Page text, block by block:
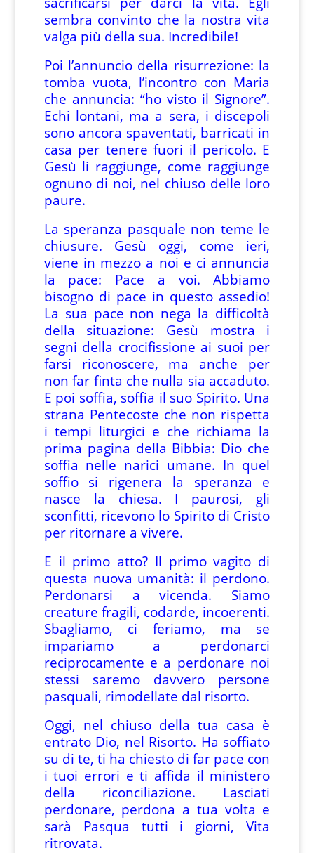
sembra convinto che la nostra vita
valga più della sua. Incredibile!
Poi l’annuncio della risurrezione: la
tomba vuota, l’incontro con Maria
che annuncia: “ho visto il Signore”.
Echi lontani, ma a sera, i discepoli
sono ancora spaventati, barricati in
casa per tenere fuori il pericolo. E
Gesù li raggiunge, come raggiunge
ognuno di noi, nel chiuso delle loro
paure.
La speranza pasquale non teme le
chiusure. Gesù oggi, come ieri,
viene in mezzo a noi e ci annuncia
la pace: Pace a voi. Abbiamo
bisogno di pace in questo assedio!
La sua pace non nega la difficoltà
della situazione: Gesù mostra i
segni della crocifissione ai suoi per
farsi riconoscere, ma anche per
non far finta che nulla sia accaduto.
E poi soffia, soffia il suo Spirito. Una
strana Pentecoste che non rispetta
i tempi liturgici e che richiama la
prima pagina della Bibbia: Dio che
soffia nelle narici umane. In quel
soffio si rigenera la speranza e
nasce la chiesa. I paurosi, gli
sconfitti, ricevono lo Spirito di Cristo
per ritornare a vivere.
E il primo atto? Il primo vagito di
questa nuova umanità: il perdono.
Perdonarsi a vicenda. Siamo
creature fragili, codarde, incoerenti.
Sbagliamo, ci feriamo, ma se
impariamo a perdonarci
reciprocamente e a perdonare noi
stessi saremo davvero persone
pasquali, rimodellate dal risorto.
Oggi, nel chiuso della tua casa è
entrato Dio, nel Risorto. Ha soffiato
su di te, ti ha chiesto di far pace con
i tuoi errori e ti affida il ministero
della riconciliazione. Lasciati
perdonare, perdona a tua volta e
sarà Pasqua tutti i giorni, Vita
ritrovata.